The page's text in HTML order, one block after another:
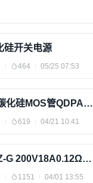
硅开关电源
464 05/25 07:53
ASR30N1200MD04X碳化硅MOS管QDPAK 封装
619 04/21 10:41
华润微 CS18N20A8RZ-G 200V18A0.12Ω Planar TO-220 佰祥电子
1151 04/01 13:55